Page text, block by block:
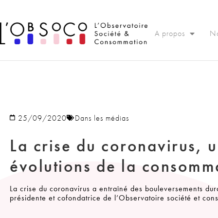
A propos
25/09/2020 Dans les médias
La crise du coronavirus,
évolutions de la
La crise du coronavirus a entraîné des bouleversements
présidente et cofondatrice de l’Observatoire société et